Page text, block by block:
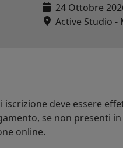
24 Ottobre
Active Studio -
deve essere
se non presenti
online.